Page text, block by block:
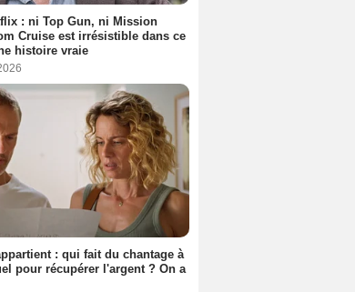
: ni Top Gun, ni Mission
Cruise est irrésistible dans ce
histoire vraie
: qui fait du chantage à
pour récupérer l'argent ? On a